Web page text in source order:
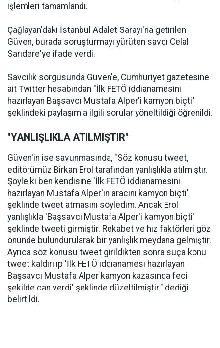
işlemleri tamamlandı.
Çağlayan'daki İstanbul Adalet Sarayı'na getirilen
Güven, burada soruşturmayı yürüten savcı Celal
Sarıdere'ye ifade verdi.
Savcılık sorgusunda Güven'e, Cumhuriyet gazetesine
ait Twitter hesabından "İlk FETÖ iddianamesini
hazırlayan Başsavcı Mustafa Alper'i kamyon biçti"
şeklindeki paylaşımla ilgili sorular yöneltildiği öğrenildi.
"YANLIŞLIKLA ATILMIŞTIR"
Güven'in ise savunmasında, "Söz konusu tweet,
editörümüz Birkan Erol tarafından yanlışlıkla atılmıştır.
Şöyle ki ben kendisine 'İlk FETÖ iddianamesini
hazırlayan Mustafa Alper'in aracını kamyon biçti'
şeklinde tweet atmasını söyledim. Ancak Erol
yanlışlıkla 'Başsavcı Mustafa Alper'i kamyon biçti'
şeklinde tweeti girmiştir. Rekabet ve hız faktörleri göz
önünde bulundurularak bir yanlışlık meydana gelmiştir.
Ayrıca söz konusu tweet girildikten sonra suça konu
tweet kaldırılıp 'İlk FETÖ iddianamesi hazırlayan
Başsavcı Mustafa Alper kamyon kazasında feci
şekilde can verdi' şeklinde düzeltilmiştir." dediği
belirtildi.